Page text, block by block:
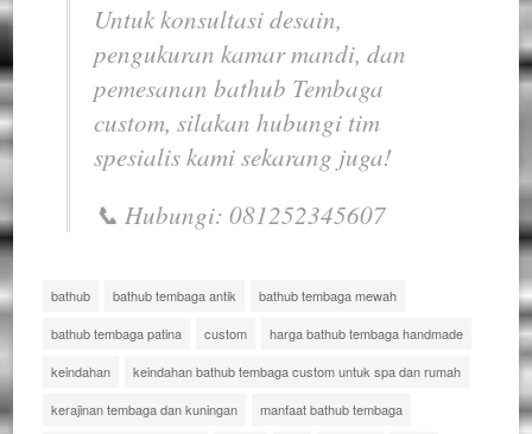
Untuk konsultasi desain,
pengukuran kamar mandi, dan
pemesananbathub Tembaga
custom, silakan hubungi tim
spesialis kami sekarang juga!
📞 Hubungi: 081252345607
bathub bathub tembaga antik
bathub tembaga mewah
bathub tembaga patina
custom
harga bathub tembaga handmade
keindahan
keindahan bathub tembaga custom untuk spa dan rumah
kerajinan tembaga dan kuningan
manfaat bathub tembaga